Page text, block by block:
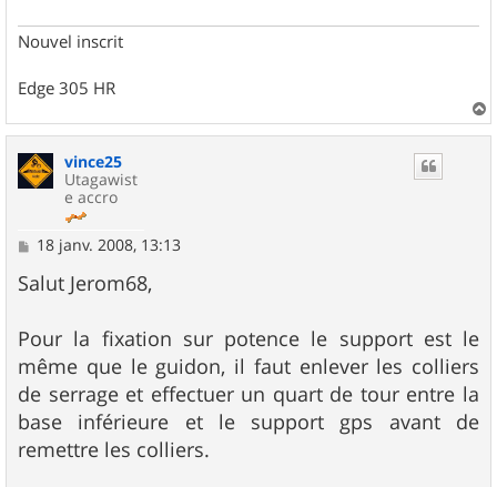
Nouvel inscrit
Edge 305 HR
a
vince25
Utagawist
e accro
M
s
s
g
e
18 janv. 2008, 13:13
Salut Jerom68,
Pour la fixation sur potence le support est le
même que le guidon, il faut enlever les colliers
de serrage et effectuer un quart de tour entre la
base inférieure et le support gps avant de
remettre les colliers.